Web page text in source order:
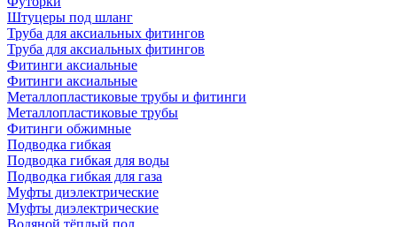
Штуцеры под шланг
Труба для аксиальных фитингов
Труба для аксиальных фитингов
Фитинги аксиальные
Фитинги аксиальные
Металлопластиковые трубы и фитинги
Металлопластиковые трубы
Фитинги обжимные
Подводка гибкая
Подводка гибкая для воды
Подводка гибкая для газа
Муфты диэлектрические
Муфты диэлектрические
Водяной тёплый пол